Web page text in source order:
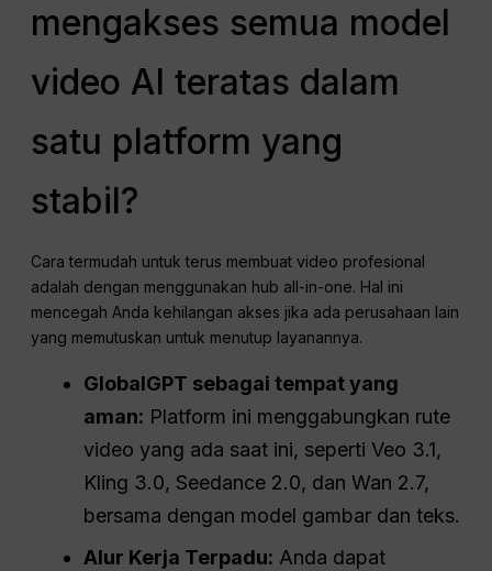
mengakses semua model
video AI teratas dalam
satu platform yang
stabil?
Cara termudah untuk terus membuat video profesional
adalah dengan menggunakan hub all-in-one. Hal ini
mencegah Anda kehilangan akses jika ada perusahaan lain
yang memutuskan untuk menutup layanannya.
GlobalGPT sebagai tempat yang
aman: Platform ini menggabungkan rute
video yang ada saat ini, seperti Veo 3.1,
Kling 3.0, Seedance 2.0, dan Wan 2.7,
bersama dengan model gambar dan teks.
Alur Kerja Terpadu: Anda dapat